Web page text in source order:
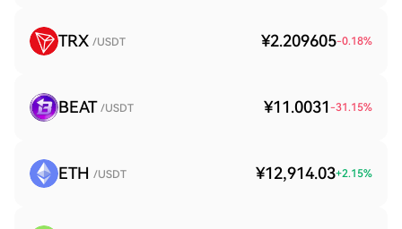
TRX /USDT ¥2.209605-0.18%
BEAT /USDT ¥11.0031 -31.15%
ETH /USDT ¥12,914.03+2.15%